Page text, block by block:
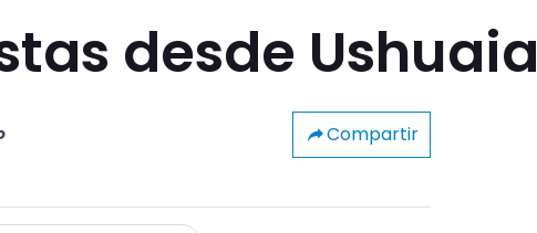
desde Ushuaia
Compartir